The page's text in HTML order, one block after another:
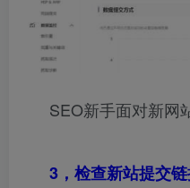
SEO新手面对新网
3，检查新站提交